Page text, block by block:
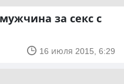
за секс с
16 июля 2015, 6:29